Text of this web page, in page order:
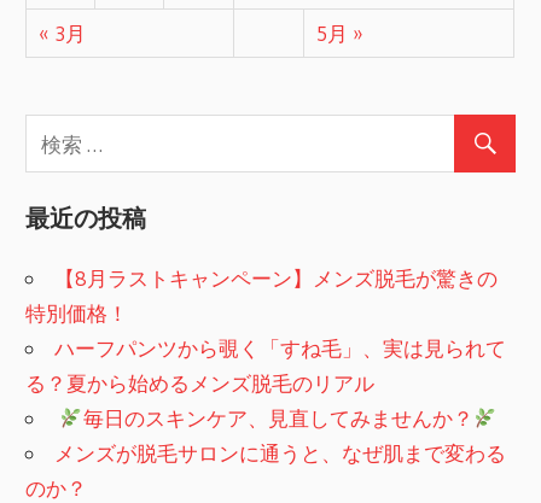
« 3月 5月 »
最近の投稿
【8月ラストキャンペーン】メンズ脱毛が驚きの
特別価格！
ハーフパンツから覗く「すね毛」、実は見られて
る？夏から始めるメンズ脱毛のリアル
毎日のスキンケア、見直してみませんか？
メンズが脱毛サロンに通うと、なぜ肌まで変わる
のか？